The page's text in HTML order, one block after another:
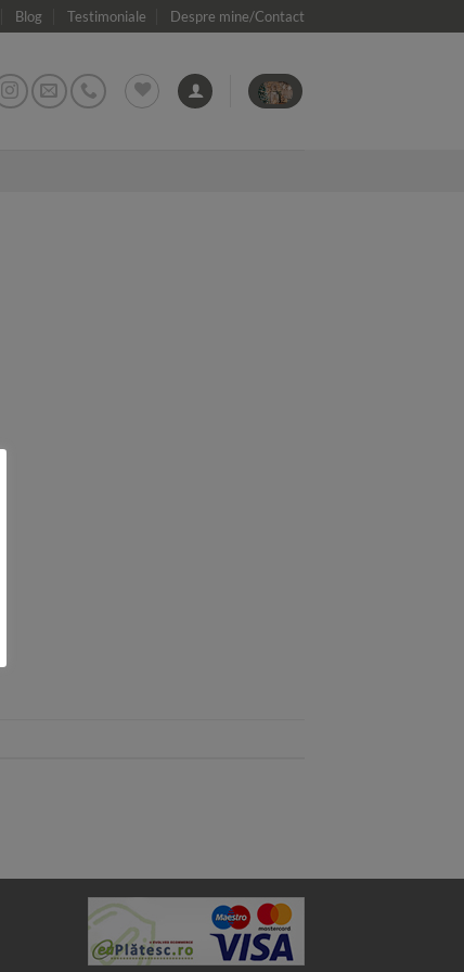
Blog Testimoniale Despre mine/Contact